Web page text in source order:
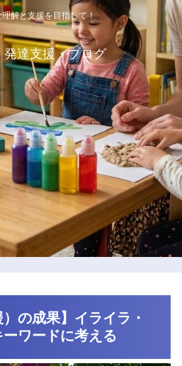
解と支援を目指して！
発達支援・ブログ
）の成果】イライラ・
ワードに考える